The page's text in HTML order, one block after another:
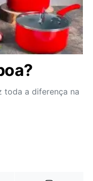
toda a diferença na